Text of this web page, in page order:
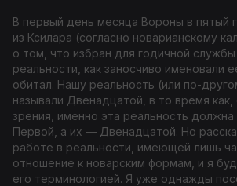
В первый день месяца Вороны в пятый
из Ксилара (согласно новарианскому
о том, что избран для годичной
реальности, как заносчиво именовали
обитал. Нашу реальность (или по-
называли Двенадцатой, в то время
зрения, именно эта реальность должна
Первой, а их — Двенадцатой. Но
работе в реальности, имеющей лишь
отношение к новарским формам, и я
его терминологией. Я уже однажды